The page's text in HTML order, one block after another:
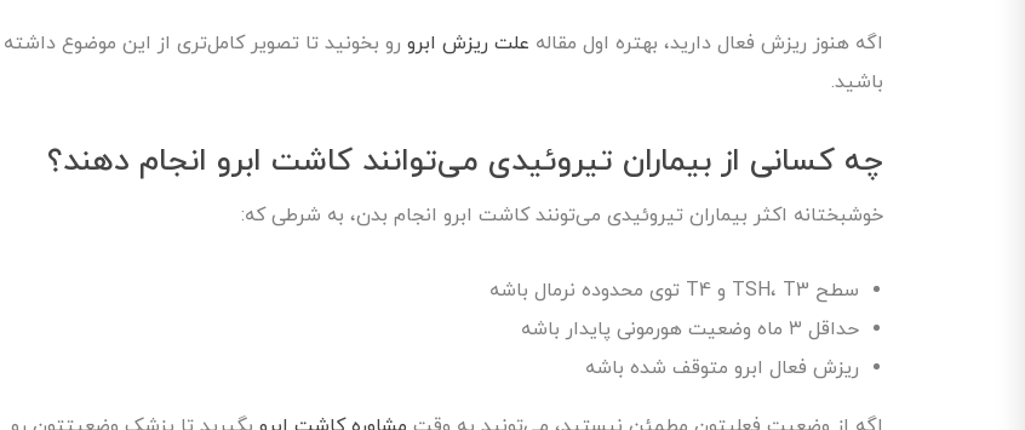
اگه هنوز ریزش فعال دارید، بهتره اول مقاله علت ریزش ابرو رو بخونید تا تصویر کامل‌تری از این موضوع داشته
باشید.
چه کسانی از بیماران تیروئیدی می‌توانند کاشت ابرو انجام دهند؟
خوشبختانه اکثر بیماران تیروئیدی می‌تونند کاشت ابرو انجام بدن، به شرطی که:
سطح TSH، T3 و T4 توی محدوده نرمال باشه
حداقل ۳ ماه وضعیت هورمونی پایدار باشه
ریزش فعال ابرو متوقف شده باشه